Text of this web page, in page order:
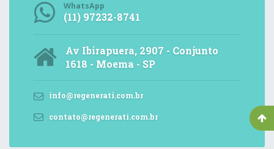
WhatsApp
(11) 97232-8741
Av Ibirapuera, 2907 - Conjunto
1618 - Moema - SP
info@regenerati.com.br
contato@regenerati.com.br